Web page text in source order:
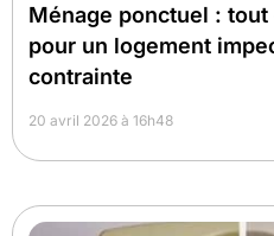
Ménage ponctuel :
pour un logement
contrainte
20 avril 2026 à 16h48